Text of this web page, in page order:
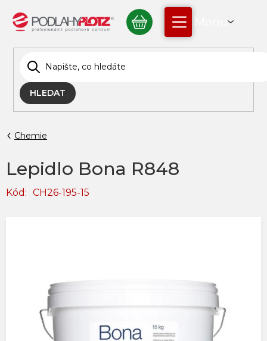
obsah
HLEDAT
NÁKUPNÍ
KOŠÍK
Chemie
Lepidlo Bona R848
Kód: CH26-195-15